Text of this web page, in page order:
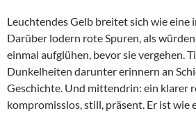
Leuchtendes Gelb breitet sich wie eine
Darüber lodern rote Spuren, als
einmal aufglühen, bevor sie vergehen.
Dunkelheiten darunter erinnern an
Geschichte. Und mittendrin: ein klarer
kompromisslos, still, präsent. Er ist wie